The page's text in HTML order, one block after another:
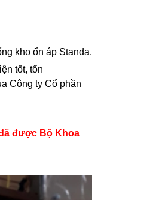
kho ổn áp Standa.
tốt, tổn
Công ty Cổ phần
được Bộ Khoa